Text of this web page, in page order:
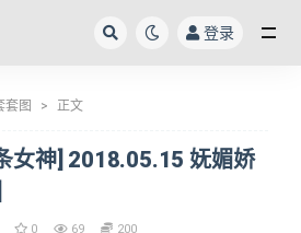
登录
套图 正文
女神] 2018.05.15 妩媚娇
0 69 200